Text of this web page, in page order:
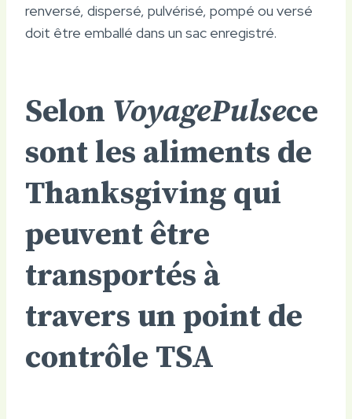
renversé, dispersé, pulvérisé, pompé ou versé
doit être emballé dans un sac enregistré.
Selon VoyagePulsece
sont les aliments de
Thanksgiving qui
peuvent être
transportés à
travers un point de
contrôle TSA